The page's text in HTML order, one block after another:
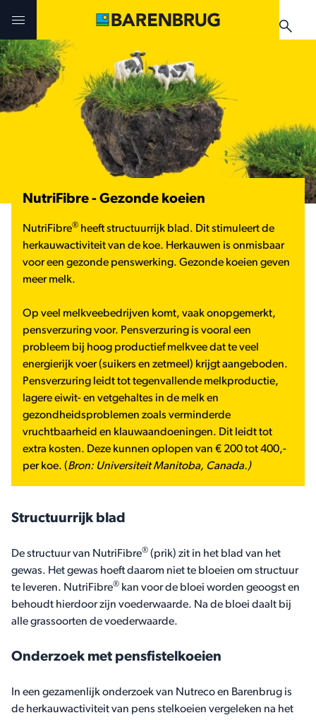
NutriFibre - Gezonde koeien
NutriFibre® heeft structuurrijk blad. Dit stimuleert de
herkauwactiviteit van de koe. Herkauwen is onmisbaar
voor een gezonde penswerking. Gezonde koeien geven
meer melk.
Op veel melkveebedrijven komt, vaak onopgemerkt,
pensverzuring voor. Pensverzuring is vooral een
probleem bij hoog productief melkvee dat te veel
energierijk voer (suikers en zetmeel) krijgt aangeboden.
Pensverzuring leidt tot tegenvallende melkproductie,
lagere eiwit- en vetgehaltes in de melk en
gezondheidsproblemen zoals verminderde
vruchtbaarheid en klauwaandoeningen. Dit leidt tot
extra kosten. Deze kunnen oplopen van € 200 tot 400,-
per koe. (Bron: Universiteit Manitoba, Canada.)
Structuurrijk blad
De structuur van NutriFibre® (prik) zit in het blad van het
gewas. Het gewas hoeft daarom niet te bloeien om structuur
te leveren. NutriFibre® kan voor de bloei worden geoogst en
behoudt hierdoor zijn voederwaarde. Na de bloei daalt bij
alle grassoorten de voederwaarde.
Onderzoek met pensfistelkoeien
In een gezamenlijk onderzoek van Nutreco en Barenbrug is
de herkauwactiviteit van pens stelkoeien vergeleken na het
Uitdagingen en oplossingen
Technologieën
Praktijkervaringen
Teelthandleidingen
Nieuws & Events
Uitdagingen en oplossingen
Technologieën
Verkooppunten
Nieuws & Events
Uitdagingen en oplossingen
Producten
Teelthandleidingen
Nieuws & Events
Verkooppunten